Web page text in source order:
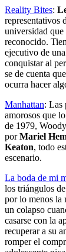
Reality Bites:
representativos
universidad que
reconocido.
ejecutivo de
conquistar al
se de cuenta
ocurra hacer
Manhattan: Las
amorosos que
de 1979,
porMariel
Keaton, todo
escenario.
La boda de mi
los triángulos
por lo menos la
un colapso
casarse con la
recuperar a su
romper el